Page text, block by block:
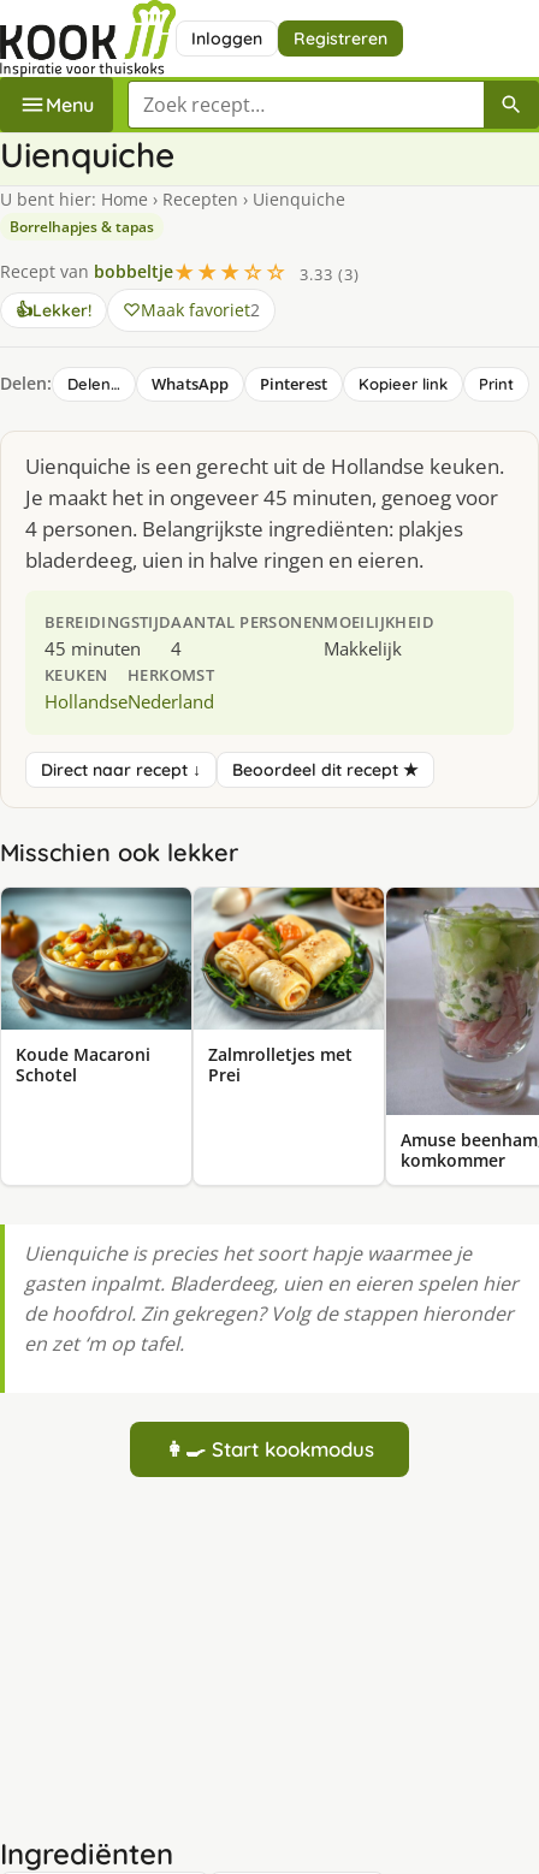
Inloggen Registreren
Menu Zoek een recept
Uienquiche
U bent hier: Home › Recepten › Uienquiche
Borrelhapjes & tapas
Recept van bobbeltje★★★☆☆
3.33 (3)
👍Lekker! Maak favoriet2
Delen: Delen… WhatsApp Pinterest Kopieer link Print
Uienquiche is een gerecht uit de Hollandse keuken.
Je maakt het in ongeveer 45 minuten, genoeg voor
4 personen. Belangrijkste ingrediënten: plakjes
bladerdeeg, uien in halve ringen en eieren.
BEREIDINGSTIJD
45 minuten
AANTAL PERSONEN
4
MOEILIJKHEID
Makkelijk
KEUKEN
Hollandse
HERKOMST
Nederland
Direct naar recept ↓ Beoordeel dit recept ★
Misschien ook lekker
Koude Macaroni
Schotel
Zalmrolletjes met
Prei
Amuse
komkommer
Uienquiche is precies het soort hapje waarmee je
gasten inpalmt. Bladerdeeg, uien en eieren spelen hier
de hoofdrol. Zin gekregen? Volg de stappen hieronder
en zet ‘m op tafel.
👩‍🍳 Start kookmodus
Ingrediënten